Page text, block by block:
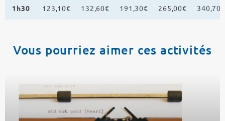
1h30 123,10€ 132,60€ 191,30€ 265,00€ 340,70€
Vous pourriez aimer ces activités